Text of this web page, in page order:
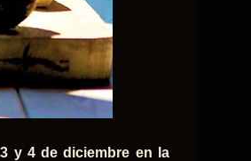
y 4 de diciembre en la